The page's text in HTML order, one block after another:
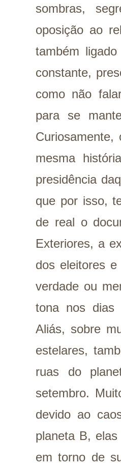
sombras,
oposição ao
também
constante,
como não
para se
mesma
presidência
que por isso,
de real o
Exteriores, a
dos eleitores
verdade ou
tona nos dias
Aliás, sobre
estelares,
ruas do
setembro.
devido ao
planeta B,
em torno de